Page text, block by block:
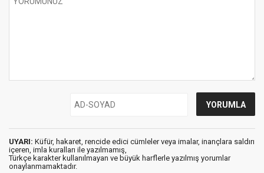
UYARI: Küfür, hakaret, rencide edici cümleler veya imalar, inançlara saldırı
içeren, imla kuralları ile yazılmamış,
Türkçe karakter kullanılmayan ve büyük harflerle yazılmış yorumlar
onaylanmamaktadır.